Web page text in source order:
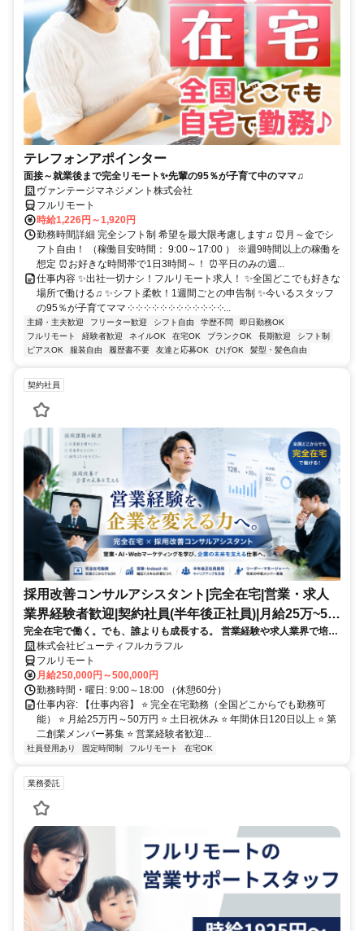
テレフォンアポインター
面接～就業後まで完全リモート✨先輩の95％が子育て中のママ♫
ヴァンテージマネジメント株式会社
フルリモート
時給1,226円～1,920円
勤務時間詳細 完全シフト制 希望を最大限考慮します♫ ⏰月～金でシ
フト自由！ （稼働目安時間： 9:00～17:00 ） ※週9時間以上の稼働を
想定 ⏰お好きな時間帯で1日3時間～！ ⏰平日のみの週...
仕事内容 ✨出社一切ナシ！フルリモート求人！ ✨全国どこでも好きな
場所で働ける♫ ✨シフト柔軟！1週間ごとの申告制 ✨今いるスタッフ
の95％が子育てママ ༶ ༶ ༶ ༶ ༶ ༶ ༶ ༶ ༶ ༶ ༶ ༶...
主婦・主夫歓迎 フリーター歓迎 シフト自由 学歴不問
即日勤務OK
フルリモート
経験者歓迎 ネイルOK 在宅OK ブランクOK 長期歓迎
シフト制
ピアスOK
服装自由 履歴書不要 友達と応募OK ひげOK 髪型・髪色自由
契約社員
採用改善コンサルアシスタント|完全在宅|営業・求人
業界経験者歓迎|契約社員(半年後正社員)|月給25万~50
万円
完全在宅で働く。でも、誰よりも成長する。 営業経験や求人業界で培っ
た経験を、「企業の採用を変える仕事」に活かしませんか？私たちは全
国3,000社以上の採用支援を行う採用改善会社です。営業・Indeed・
AI・Webマーケティング・分析・マネジメントまで幅広く学びながら、
企業の採用成功を支えるコンサルタントへ。将来はリーダー・マネージ
ャー・新規事業責任者など、会社を支える中核人材として活躍できま
す。
株式会社ビューティフルカラフル
フルリモート
月給250,000円～500,000円
勤務時間・曜日: 9:00～18:00 （休憩60分）
仕事内容: 【仕事内容】 ⭐ 完全在宅勤務（全国どこからでも勤務可
能） ⭐ 月給25万円～50万円 ⭐ 土日祝休み ⭐ 年間休日120日以上 ⭐ 第
二創業メンバー募集 ⭐ 営業経験者歓迎...
社員登用あり 固定時間制 フルリモート 在宅OK
業務委託